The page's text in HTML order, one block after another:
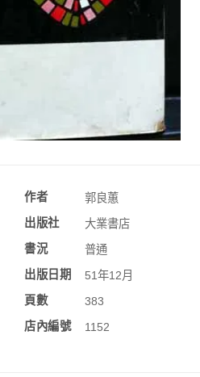
作者
郭良蕙
出版社
大業書店
書況
普通
出版日期
51年12月
頁數
383
店內編號
1152